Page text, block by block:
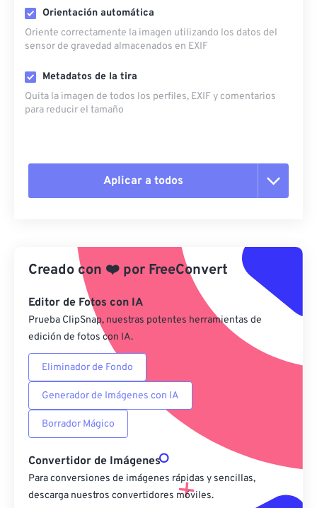
Orientación automática
Oriente correctamente la imagen utilizando los datos del
sensor de gravedad almacenados en EXIF
Metadatos de la tira
Quita la imagen de todos los perfiles, EXIF ​​y comentarios
para reducir el tamaño
Aplicar a todos
Aplicar desde el ajuste preestablecido
Guardar como preestablecido
Creado con ❤️ por FreeConvert
Editor de Fotos con IA
Prueba ClipSnap, nuestras potentes herramientas de
edición de fotos con IA.
Eliminador de Fondo
Generador de Imágenes con IA
Borrador Mágico
Convertidor de Imágenes
Para conversiones de imágenes rápidas y sencillas,
descarga nuestros convertidores móviles.